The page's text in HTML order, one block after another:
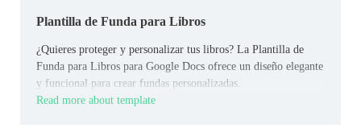
Plantilla de Funda para Libros
¿Quieres proteger y personalizar tus libros? La Plantilla de
Funda para Libros para Google Docs ofrece un diseño elegante
y funcional para crear fundas personalizadas.
Read more about template